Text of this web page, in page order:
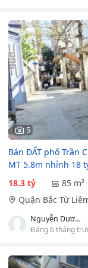
5
Bán ĐẤT phố Trần
MT 5.8m nhỉnh 18
18.3 tỷ
85 m²
Quận Bắc Từ
Nguyễn Dương
Đăng 6 tháng